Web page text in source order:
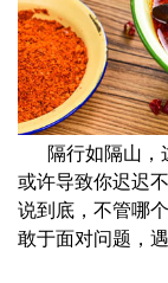
隔行如隔山，
或许导致你迟迟
说到底，不管哪
敢于面对问题，